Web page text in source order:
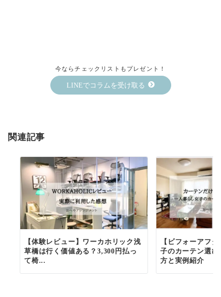
今ならチェックリストもプレゼント！
LINEでコラムを受け取る
関連記事
【体験レビュー】ワーカホリック浅
草橋は行く価値ある？3,300円払っ
て椅...
【ビフォーアフ
子のカーテン選
方と実例紹介